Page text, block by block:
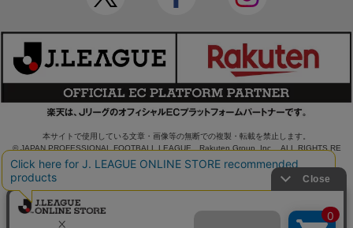
本サイトで使用している文章・画像等の無断での複製・転載を禁止します。
© JAPAN PROFESSIONAL FOOTBALL LEAGUE Rakuten Group, Inc. ALL RIGHTS RE
SERVED.